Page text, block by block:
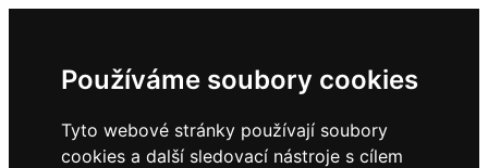
Používáme soubory cookies
Tyto webové stránky používají soubory
cookies a další sledovací nástroje s cílem